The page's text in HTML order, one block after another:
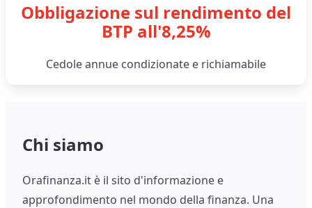
Obbligazione sul rendimento del
BTP all'8,25%
Cedole annue condizionate e richiamabile
Chi siamo
Orafinanza.it è il sito d'informazione e
approfondimento nel mondo della finanza. Una